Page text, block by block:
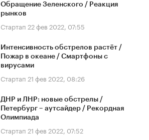
Обращение Зеленского / Реакция
рынков
Стартап 22 фев 2022, 07:55
Интенсивность обстрелов растёт /
Пожар в океане / Смартфоны с
вирусами
Стартап 21 фев 2022, 08:26
ДНР и ЛНР: новые обстрелы /
Петербург – аутсайдер / Рекордная
Олимпиада
Стартап 21 фев 2022, 07:52